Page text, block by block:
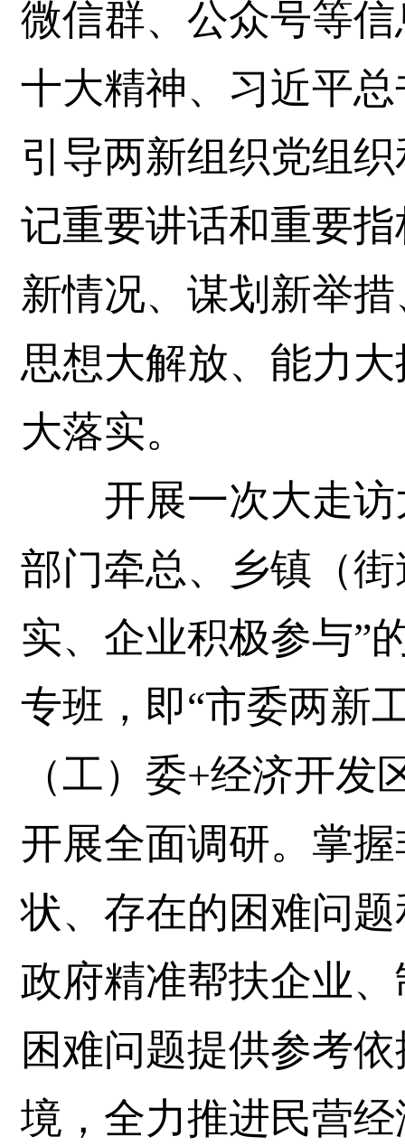
微信群、公众号等
十大精神、习近平
引导两新组织党组
记重要讲话和重要
新情况、谋划新举
思想大解放、能力
大落实。
开展一次大走访
部门牵总、乡镇（
实、企业积极参与”
专班，即“市委两新
（工）委+经济开发
开展全面调研。掌
状、存在的困难问
政府精准帮扶企业
困难问题提供参考
境，全力推进民营